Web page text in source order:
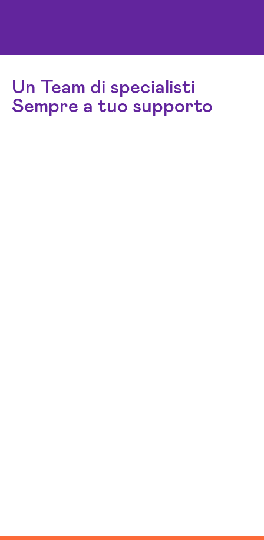
Un Team di specialisti
Sempre a tuo supporto